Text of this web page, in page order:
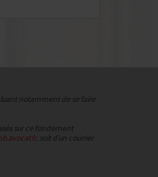
notamment de se faire
sur ce fondement
, soit d’un courrier